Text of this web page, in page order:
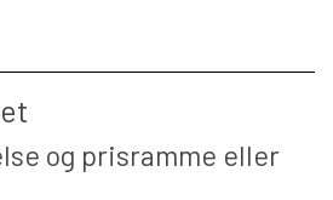
og prisramme eller